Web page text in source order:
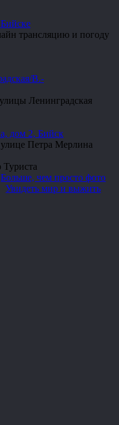
трансляцию и погоду
В.-
Ленинградская
дом 2, Бийск
Петра Мерлина
Больше, чем просто фото
Увидеть мир и выжить